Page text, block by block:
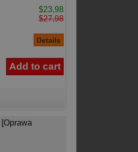
$23,98
$27,98
[Oprawa